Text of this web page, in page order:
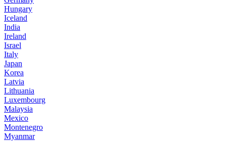
Hungary
Iceland
India
Ireland
Israel
Italy
Japan
Korea
Latvia
Lithuania
Luxembourg
Malaysia
Mexico
Montenegro
Myanmar